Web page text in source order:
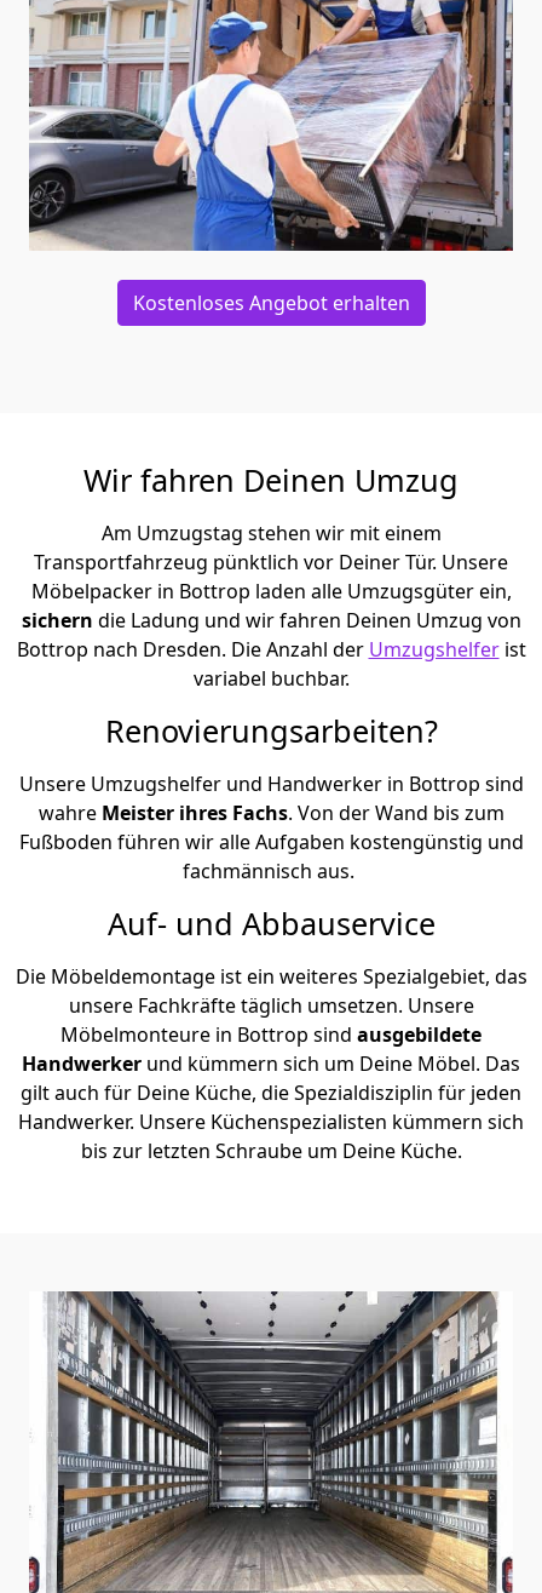
Kostenloses Angebot erhalten
Wir fahren Deinen Umzug
Am Umzugstag stehen wir mit einem
Transportfahrzeug pünktlich vor Deiner Tür. Unsere
Möbelpacker in Bottrop laden alle Umzugsgüter ein,
sichern die Ladung und wir fahren Deinen Umzug von
Bottrop nach Dresden. Die Anzahl der Umzugshelferist
variabel buchbar.
Renovierungsarbeiten?
Unsere Umzugshelfer und Handwerker in Bottrop sind
wahre Meister ihres Fachs. Von der Wand bis zum
Fußboden führen wir alle Aufgaben kostengünstig und
fachmännisch aus.
Auf- und Abbauservice
Die Möbeldemontage ist ein weiteres Spezialgebiet, das
unsere Fachkräfte täglich umsetzen. Unsere
Möbelmonteure in Bottrop sind ausgebildete
Handwerker und kümmern sich um Deine Möbel. Das
gilt auch für Deine Küche, die Spezialdisziplin für jeden
Handwerker. Unsere Küchenspezialisten kümmern sich
bis zur letzten Schraube um Deine Küche.